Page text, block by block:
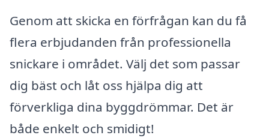
Genom att skicka en förfrågan kan du få
flera erbjudanden från professionella
snickare i området. Välj det som passar
dig bäst och låt oss hjälpa dig att
förverkliga dina byggdrömmar. Det är
både enkelt och smidigt!